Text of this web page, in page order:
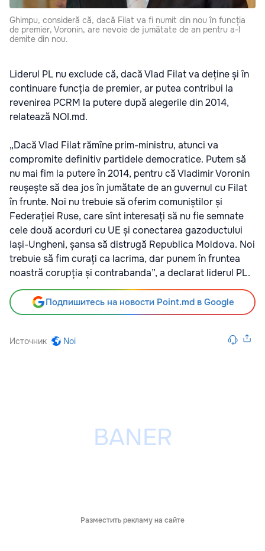
Ghimpu, consideră că, dacă Filat va fi numit din nou în funcția
de premier, Voronin, are nevoie de jumătate de an pentru a-l
demite din nou.
Liderul PL nu exclude că, dacă Vlad Filat va deține și în
continuare funcția de premier, ar putea contribui la
revenirea PCRM la putere după alegerile din 2014,
relatează NOI.md.
„Dacă Vlad Filat rămîne prim-ministru, atunci va
compromite definitiv partidele democratice. Putem să
nu mai fim la putere în 2014, pentru că Vladimir Voronin
reușește să dea jos în jumătate de an guvernul cu Filat
în frunte. Noi nu trebuie să oferim comuniștilor și
Federației Ruse, care sînt interesați să nu fie semnate
cele două acorduri cu UE și conectarea gazoductului
Iași-Ungheni, șansa să distrugă Republica Moldova. Noi
trebuie să fim curați ca lacrima, dar punem în fruntea
noastră corupția și contrabanda”, a declarat liderul PL.
Подпишитесь на новости Point.md в Google
Источник Noi
Разместить рекламу на сайте